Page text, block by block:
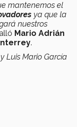
mantenemos el
ya que la
nuestros
Mario Adrián
.
Luis Mario García